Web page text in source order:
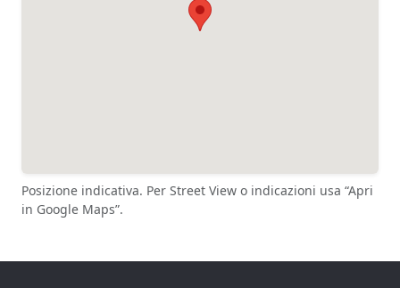
Posizione indicativa. Per Street View o indicazioni usa “Apri
in Google Maps”.